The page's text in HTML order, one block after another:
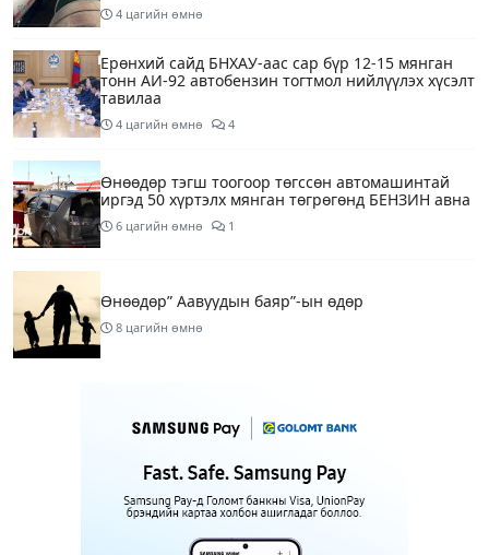
4 цагийн өмнө
Ерөнхий сайд БНХАУ-аас сар бүр 12-15 мянган
тонн АИ-92 автобензин тогтмол нийлүүлэх хүсэлт
тавилаа
4 цагийн өмнө 4
Өнөөдөр тэгш тоогоор төгссөн автомашинтай
иргэд 50 хүртэлх мянган төгрөгөнд БЕНЗИН авна
6 цагийн өмнө 1
Өнөөдөр” Аавуудын баяр”-ын өдөр
8 цагийн өмнө
Улаанбаатарт 31 хэм дулаан байна
10 цагийн өмнө
МАРГААШ: Улаанбаатарт 31 хэм дулаан байна
18 цагийн өмнө